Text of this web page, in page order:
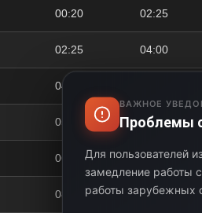
00:20 02:25
02:25 04:00
04:00
05:25 06:50
06:50 08:15
08:15 09:50
ВАЖНОЕ
Проблемы
Для пользователей
замедление работы
работы зарубежных